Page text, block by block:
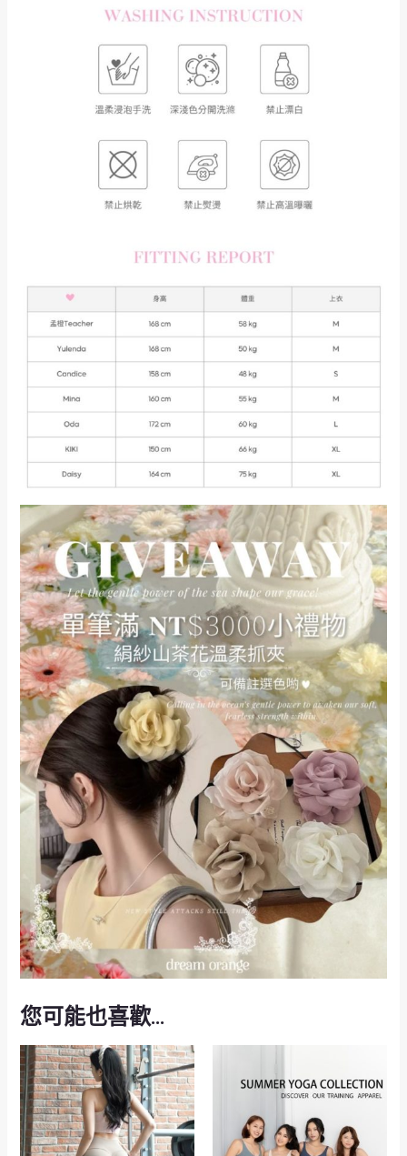
您可能也喜歡…